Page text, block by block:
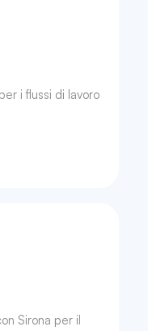
i flussi di lavoro
Sirona per il